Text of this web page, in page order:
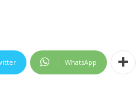
WhatsApp